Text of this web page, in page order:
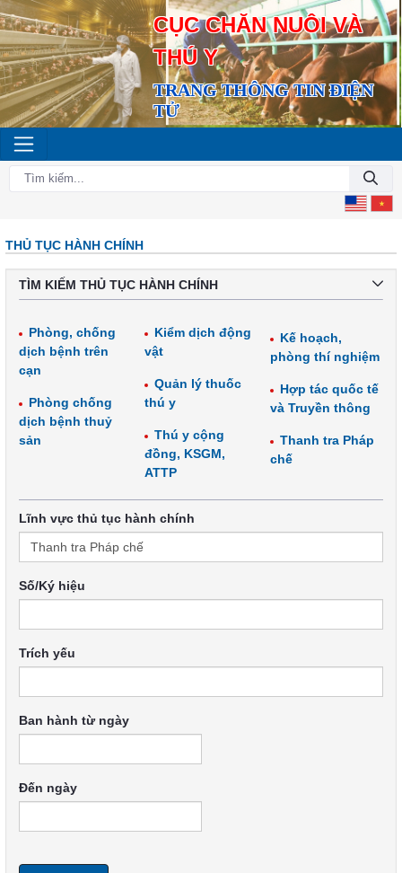
CỤC CHĂN NUÔI VÀ
THÚ Y
TRANG THÔNG TIN ĐIỆN
TỬ
THỦ TỤC HÀNH CHÍNH
TÌM KIẾM THỦ TỤC HÀNH CHÍNH
Phòng, chống
dịch bệnh trên
cạn
Phòng chống
dịch bệnh thuỷ
sản
Kiểm dịch động
vật
Quản lý thuốc
thú y
Thú y cộng
đồng, KSGM,
ATTP
Kế hoạch,
phòng thí nghiệm
Hợp tác quốc tế
và Truyền thông
Thanh tra Pháp
chế
Lĩnh vực thủ tục hành chính
Số/Ký hiệu
Trích yếu
Ban hành từ ngày
Đến ngày